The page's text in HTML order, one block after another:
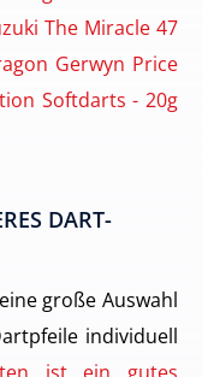
The Miracle 47
Gerwyn Price
Softdarts - 20g
DART-
große Auswahl
individuell
ist ein gutes